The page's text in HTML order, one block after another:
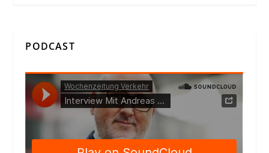
PODCAST